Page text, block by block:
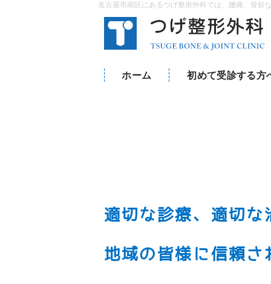
名古屋市南区にあるつげ整形外科では、腰痛、骨折
ホーム 初めて受診する方
適切な診療、適切な
地域の皆様に信頼さ